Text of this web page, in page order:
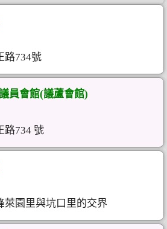
路734號
員會館(議蘆會館)
路734 號
萊園里與坑口里的交界